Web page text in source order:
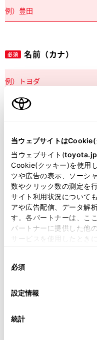
当ウェブサイトはCookie(
当ウェブサイト(toyota.jp
Cookie(クッキー)を使用
ツや広告の表示、ソーシ
数やクリック数の測定を
サイト利用状況について
アや広告配信、データ解
す。各パートナーは、こ
パートナーに提供した他
サービスを使用したとき
使用することがあります
デバイスにすべての
意したことになります
設定の変更、同意を撤回
「Cookie（クッキー）情
必須
設定情報
統計
必須 名前（カナ）
郵便番号
必須 都道府県
市区町村名